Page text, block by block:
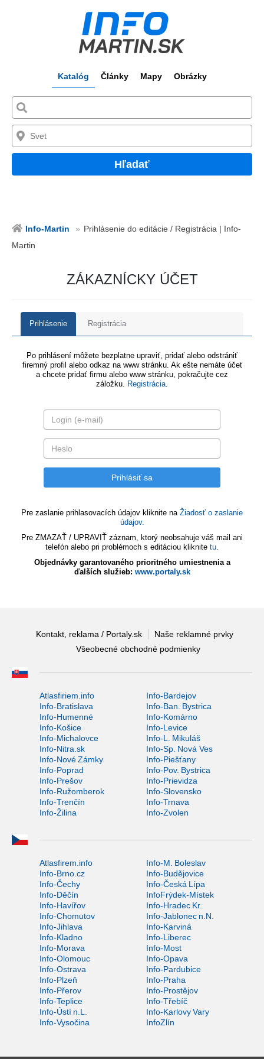
Katalóg Články Mapy Obrázky
Hľadať
Info-Martin
Prihlásenie do editácie / Registrácia | Info-
Martin
ZÁKAZNÍCKY ÚČET
Prihlásenie Registrácia
Po prihlásení môžete bezplatne upraviť, pridať alebo odstrániť
firemný profil alebo odkaz na www stránku. Ak ešte nemáte účet
a chcete pridať firmu alebo www stránku, pokračujte cez
záložku. Registrácia.
Pre zaslanie prihlasovacích údajov kliknite na Žiadosť o zaslanie
údajov.
Pre ZMAZAŤ / UPRAVIŤ záznam, ktorý neobsahuje váš mail ani
telefón alebo pri problémoch s editáciou kliknite tu.
Objednávky garantovaného prioritného umiestnenia a
ďalších služieb: www.portaly.sk
Kontakt, reklama / Portaly.sk
Naše reklamné prvky
Všeobecné obchodné podmienky
Atlasfiriem.info
Info-Bardejov
Info-Bratislava
Info-Ban. Bystrica
Info-Humenné
Info-Komárno
Info-Košice
Info-Levice
Info-Michalovce
Info-L. Mikuláš
Info-Nitra.sk
Info-Sp. Nová Ves
Info-Nové Zámky
Info-Piešťany
Info-Poprad
Info-Pov. Bystrica
Info-Prešov
Info-Prievidza
Info-Ružomberok
Info-Slovensko
Info-Trenčín
Info-Trnava
Info-Žilina
Info-Zvolen
Atlasfirem.info
Info-M. Boleslav
Info-Brno.cz
Info-Budějovice
Info-Čechy
Info-Česká Lípa
Info-Děčín
InfoFrýdek-Místek
Info-Havířov
Info-Hradec Kr.
Info-Chomutov
Info-Jablonec n.N.
Info-Jihlava
Info-Karviná
Info-Kladno
Info-Liberec
Info-Morava
Info-Most
Info-Olomouc
Info-Opava
Info-Ostrava
Info-Pardubice
Info-Plzeň
Info-Praha
Info-Přerov
Info-Prostějov
Info-Teplice
Info-Třebíč
Info-Ústí n.L.
Info-Karlovy Vary
Info-Vysočina
InfoZlín